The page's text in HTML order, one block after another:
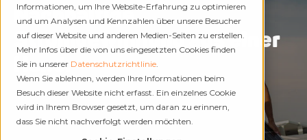
Informationen, um Ihre Website-Erfahrung zu optimieren
und um Analysen und Kennzahlen über unsere Besucher
auf dieser Website und anderen Medien-Seiten zu erstellen.
Mehr Infos über die von uns eingesetzten Cookies finden
Sie in unserer Datenschutzrichtlinie.
Wenn Sie ablehnen, werden Ihre Informationen beim
Besuch dieser Website nicht erfasst. Ein einzelnes Cookie
wird in Ihrem Browser gesetzt, um daran zu erinnern,
dass Sie nicht nachverfolgt werden möchten.
Nachhaltige
Stromgewinnung aus einer
Hand.